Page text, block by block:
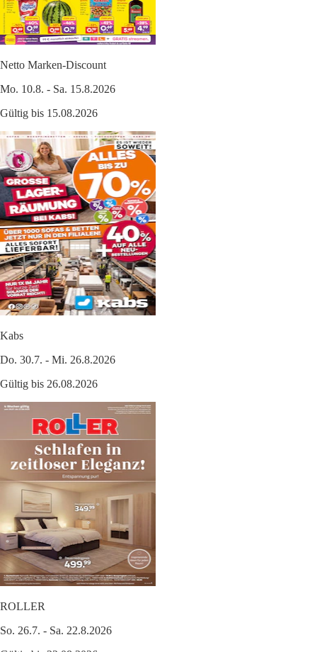
Netto Marken-Discount
Mo. 10.8. - Sa. 15.8.2026
Gültig bis 15.08.2026
Kabs
Do. 30.7. - Mi. 26.8.2026
Gültig bis 26.08.2026
ROLLER
So. 26.7. - Sa. 22.8.2026